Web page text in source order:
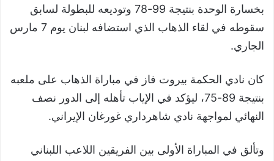
بخسارة الوحدة بنتيجة 99-78 وتوديعه للبطولة لسابق
سقوطه في لقاء الذهاب الذي استضافه لبنان يوم 7 مارس
الجاري.
كان نادي الحكمة بيروت فاز في مباراة الذهاب على ملعبه
بنتيجة 89-75، ليؤكد في الإياب تأهله إلى الدور نصف
النهائي لمواجهة نادي شاهرداري غورغان الإيراني.
وتألق في المباراة الأولى بين الفريقين اللاعب اللبناني